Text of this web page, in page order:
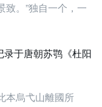
致。”独自一个，一
于唐朝苏鹗《杜阳
本烏弋山離國所